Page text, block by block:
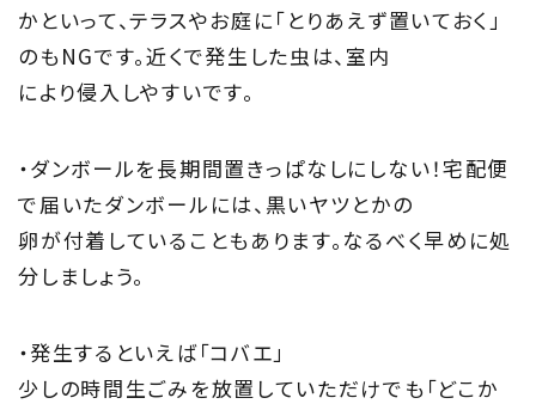
かといって、テラスやお庭に「とりあえず置いておく」
のもNGです。近くで発生した虫は、室内
により侵入しやすいです。
・ダンボールを長期間置きっぱなしにしない！宅配便
で届いたダンボールには、黒いヤツとかの
卵が付着していることもあります。なるべく早めに処
分しましょう。
・発生するといえば「コバエ」
少しの時間生ごみを放置していただけでも「どこか